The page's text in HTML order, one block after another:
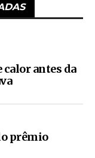
calor antes da
prêmio